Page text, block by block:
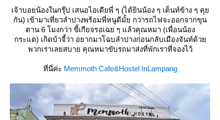
เจ้าบอยน้องในกรุ๊ป เสนอไอเดียพี่ ๆ (ได้ยินน้อง ๆ เต็นท์ข้าง ๆ คุ
กัน) เข้ามาเที่ยวลำปางพร้อมพี่หนูดีมั้ย กว่ารถไฟจะออกจากขุน
ตาน 6 โมงกว่า ขี้เกียจรอเฉย ๆ แล้วคุณหมา (เพื่อนน้อง
กระแต) เกิดบ้าจี้ว่า อยากมาโฉบลำปางก่อนกลับเมืองจันท์ด้ว
พวกเราเลยสบาย คุณหมาขับรถมาส่งที่พักเราที่จองไว้
ที่นี่ค่ะ Memmoth Cafe&Hostel InLampang